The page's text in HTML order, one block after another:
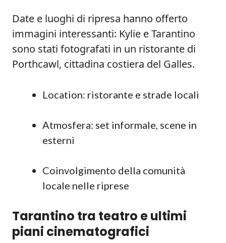
Date e luoghi di ripresa hanno offerto
immagini interessanti: Kylie e Tarantino
sono stati fotografati in un ristorante di
Porthcawl, cittadina costiera del Galles.
Location: ristorante e strade locali
Atmosfera: set informale, scene in
esterni
Coinvolgimento della comunità
locale nelle riprese
Tarantino tra teatro e ultimi
piani cinematografici